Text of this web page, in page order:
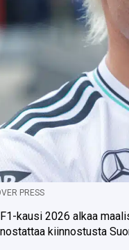
PRESS
F1-kausi 2026 alkaa
nostattaa kiinnostusta